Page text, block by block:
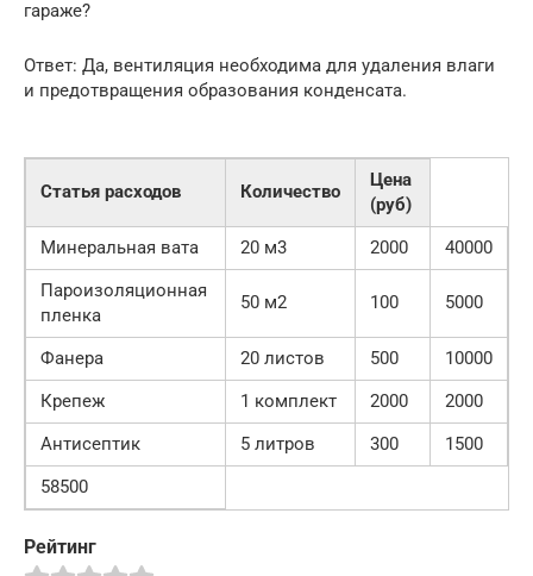
гараже?
Ответ: Да, вентиляция необходима для удаления влаги
и предотвращения образования конденсата.
Статья расходов Количество
Цена
(руб)
Минеральная вата
20 м3 2000
40000
Пароизоляционная
пленка
50 м2 100 5000
Фанера 20 листов 500
10000
Крепеж
1 комплект 2000
2000
Антисептик
5 литров 300
1500
58500
Рейтинг